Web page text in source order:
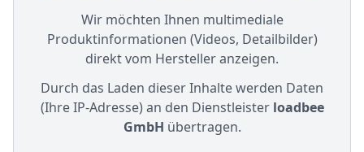
Wir möchten Ihnen multimediale
Produktinformationen (Videos, Detailbilder)
direkt vom Hersteller anzeigen.
Durch das Laden dieser Inhalte werden Daten
(Ihre IP-Adresse) an den Dienstleister loadbee
GmbH übertragen.